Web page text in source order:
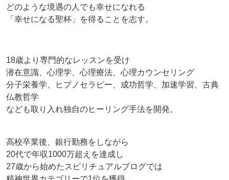
どのような境遇の人でも幸せになれる
「幸せになる聖杯」を得ることを志す。
18歳より専門的なレッスンを受け
潜在意識、心理学、心理療法、心理カウンセリング
分子栄養学、ヒプノセラピー、成功哲学、加速学習、古典
仏教哲学
なども取り入れ独自のヒーリング手法を開発。
高校卒業後、銀行勤務をしながら
20代で年収1000万超えを達成し
27歳から始めたスピリチュアルブログでは